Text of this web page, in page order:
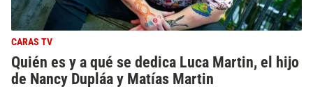
CARAS TV
Quién es y a qué se dedica Luca Martin, el hijo
de Nancy Dupláa y Matías Martin